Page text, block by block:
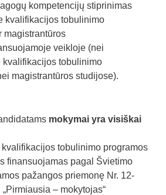
kompetencijų stiprinimas
kvalifikacijos tobulinimo
magistrantūros
veikloje (nei
kvalifikacijos tobulinimo
magistrantūros studijose).
mokymai yra visiškai
tobulinimo programos
finansuojamas pagal Švietimo
pažangos priemonę Nr. 12-
– mokytojas“